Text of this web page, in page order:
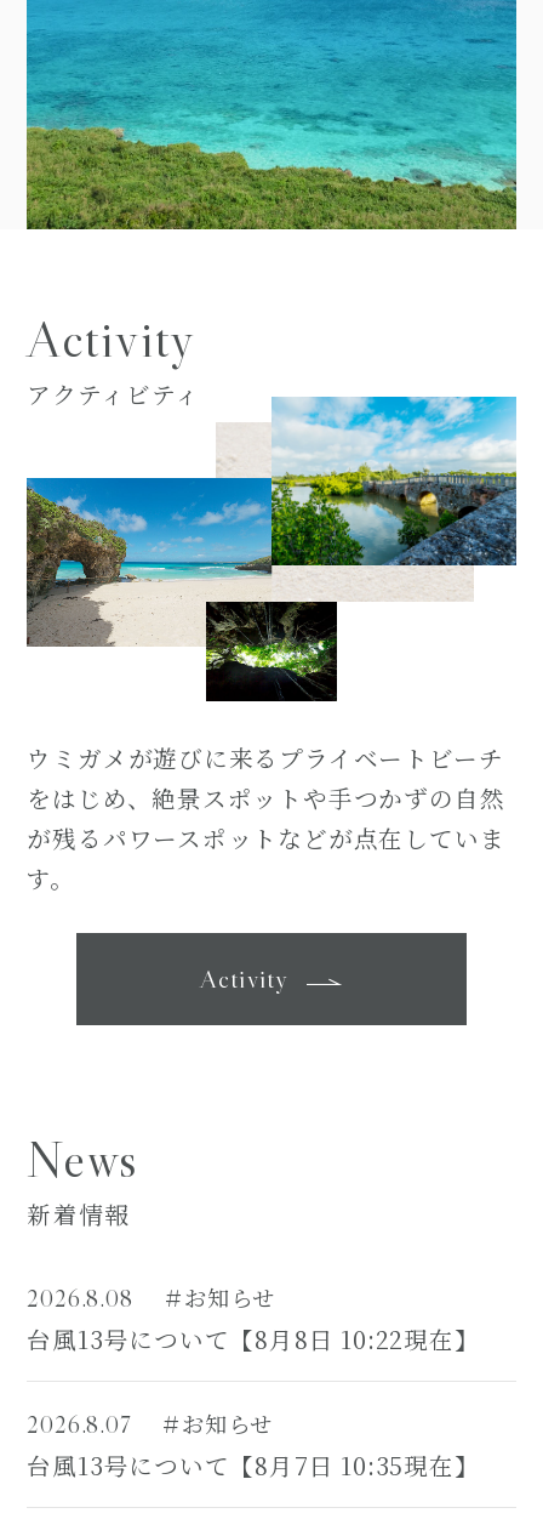
Activity
アクティビティ
ウミガメが遊びに来るプライベートビーチ
をはじめ、絶景スポットや手つかずの自然
が残るパワースポットなどが点在していま
す。
Activity
News
新着情報
2026.8.08 ＃お知らせ
台風13号について【8月8日 10:22現在】
2026.8.07 ＃お知らせ
台風13号について【8月7日 10:35現在】